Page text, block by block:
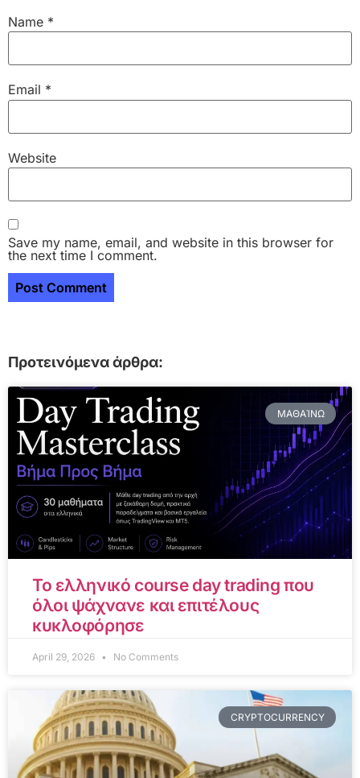
Name *
Email *
Website
Save my name, email, and website in this browser for
the next time I comment.
Προτεινόμενα άρθρα:
ΜΑΘΑΊΝΩ
Το ελληνικό course day trading που
όλοι ψάχνανε και επιτέλους
κυκλοφόρησε
April 29, 2026 No Comments
CRYPTOCURRENCY